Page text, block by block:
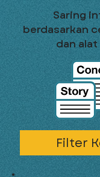
Saring
berdasarkan
dan
Filter